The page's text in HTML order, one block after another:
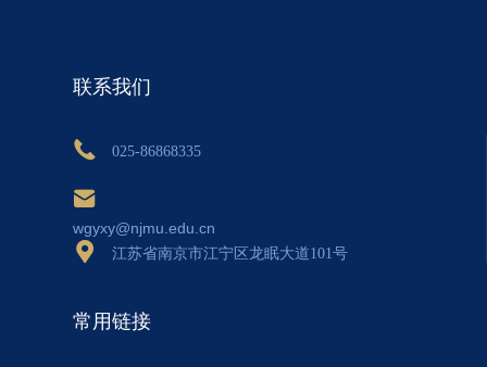
联系我们
025-86868335
wgyxy@njmu.edu.cn
江苏省南京市江宁区龙眠大道101号
常用链接